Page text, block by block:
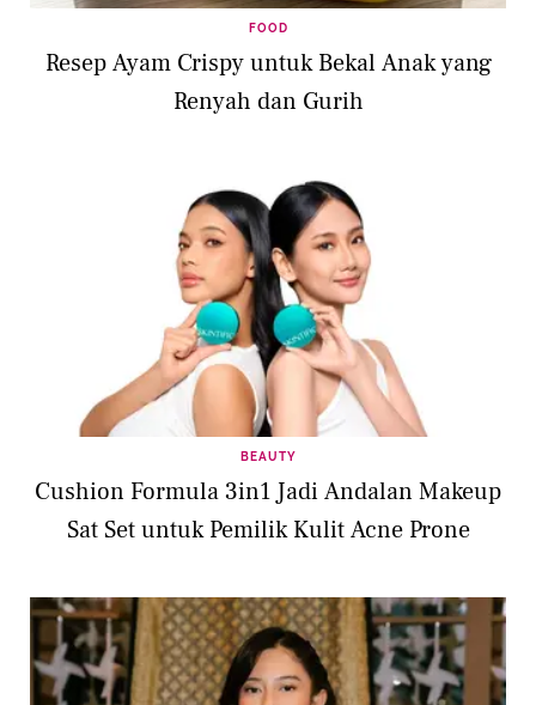
FOOD
Resep Ayam Crispy untuk Bekal Anak yang
Renyah dan Gurih
BEAUTY
Cushion Formula 3in1 Jadi Andalan Makeup
Sat Set untuk Pemilik Kulit Acne Prone